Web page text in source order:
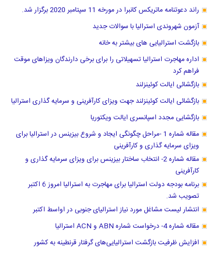
راند دعوتنامه ماتریکس کانبرا در مورخه 11 سپتامبر 2020 برگزار شد.
آزمون شهروندی استرالیا با سوالات جدید
بازگشت استرالیایی های بیشتر به خانه
اداره مهاجرت استرالیا تسهیلاتی را برای برخی دارندگان ویزاهای موقت
فراهم کرد
بازگشائی ایالت کوئینزلند
بازگشائی ایالت کوئینزلند جهت ویزای کارآفرینی و سرمایه گذاری استرالیا
بازگشایی مجدد اسپانسری ایالت ویکتوریا
مقاله شماره 1 -مراحل چگونگی ایجاد و شروع بیزینس در استرالیا برای
ویزای سرمایه گذاری و کارآفرینی
مقاله شماره 2- انتخاب ساختار بیزینس برای ویزای سرمایه گذاری و
کارآفرینی
برنامه بودجه دولت استرالیا برای مهاجرت به استرالیا امروز 6 اکتبر
تصویب شد.
انتشار لیست مشاغل مورد نیاز استرالیای جنوبی در اواسط اکتبر
مقاله شماره 4- درخواست شماره ABN و ACN استرالیا
افزایش ظرفیت بازگشت استرالیایی‌های گرفتار قرنطینه به کشور